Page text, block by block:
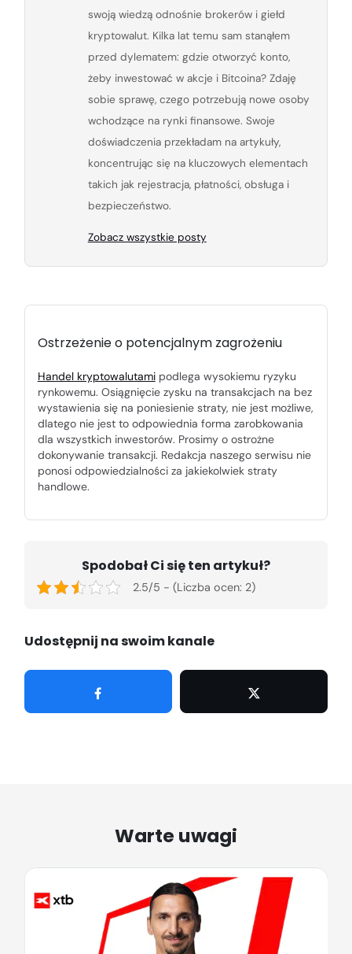
swoją wiedzą odnośnie brokerów i giełd
kryptowalut. Kilka lat temu sam stanąłem
przed dylematem: gdzie otworzyć konto,
żeby inwestować w akcje i Bitcoina? Zdaję
sobie sprawę, czego potrzebują nowe osoby
wchodzące na rynki finansowe. Swoje
doświadczenia przekładam na artykuły,
koncentrując się na kluczowych elementach
takich jak rejestracja, płatności, obsługa i
bezpieczeństwo.
Zobacz wszystkie posty
Ostrzeżenie o potencjalnym zagrożeniu
Handel kryptowalutamipodlega wysokiemu ryzyku
rynkowemu. Osiągnięcie zysku na transakcjach na bez
wystawienia się na poniesienie straty, nie jest możliwe,
dlatego nie jest to odpowiednia forma zarobkowania
dla wszystkich inwestorów. Prosimy o ostrożne
dokonywanie transakcji. Redakcja naszego serwisu nie
ponosi odpowiedzialności za jakiekolwiek straty
handlowe.
Spodobał Ci się ten artykuł?
2.5/5 - (Liczba ocen: 2)
Udostępnij na swoim kanale
Warte uwagi